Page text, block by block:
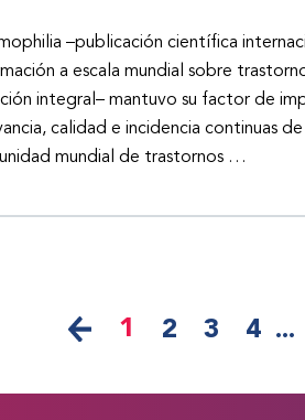
–publicación científica
a escala mundial sobre
integral– mantuvo su factor de
calidad e incidencia continuas
mundial de trastornos …
1 2 3 4 ...